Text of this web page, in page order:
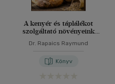
A kenyér és táplálékot
szolgáltató növényeink
Dr. Rapaics Raymund
Könyv